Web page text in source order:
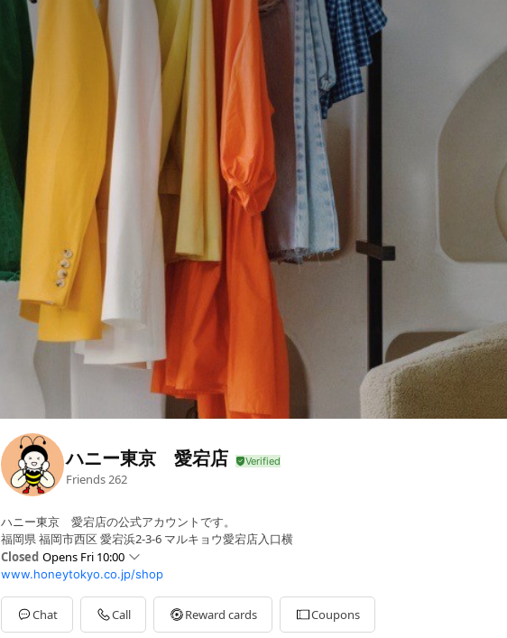
ハニー東京 愛宕店
Friends 262
ハニー東京 愛宕店の公式アカウントです。
福岡県 福岡市西区 愛宕浜2-3-6 マルキョウ愛宕店入口横
Closed Opens Fri 10:00
Sun10:00 - 19:00
Mon10:00 - 19:00
Tue10:00 - 19:00
Wed10:00 - 19:00
www.honeytokyo.co.jp/shop
Chat Call Reward cards Coupons